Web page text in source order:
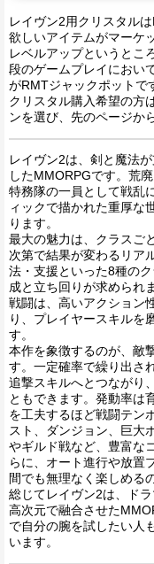
レイヴン2用クリスタル
欲しいアイテムがマーケ
レベルアップというとこ
段のゲームプレイにおい
がRMTジャックポットで
クリスタル購入希望の方
ンを選び、先のページか
レイヴン2は、剣と魔法
したMMORPGです。荒
特務隊の一員として戦乱
ィックで描かれた重厚な
ります。
最大の魅力は、クラスご
次第で結果が変わるリア
法・支援といった8種の
成と立ち回りが求められ
戦闘は、高いアクション
り、プレイヤースキルを
す。
本作を象徴するのが、敵
す。一定確率で繰り出さ
追撃スキルへとつながり
ともできます。発動率は
を工夫するほど戦闘テン
スト、ダンジョン、巨大
やギルド戦など、豊富な
らに、オート進行や放置
間でも無理なく楽しめる
総じてレイヴン2は、ド
高次元で融合させた
で自分の腕を試したい人
います。